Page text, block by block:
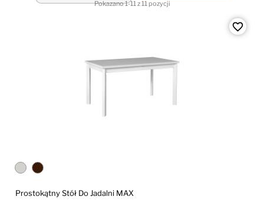
Pokazano 1-11 z 11 pozycji
favorite_border
Prostokątny Stół Do Jadalni MAX